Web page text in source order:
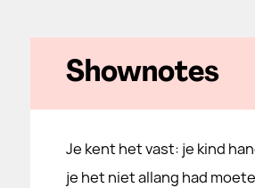
Shownotes
Je kent het vast: je kind
je het niet allang had